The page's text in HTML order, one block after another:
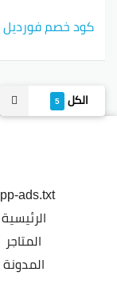
الكل 5
كود خصم فورديل
ads.txt
الرئيسية
المتاجر
المدونة